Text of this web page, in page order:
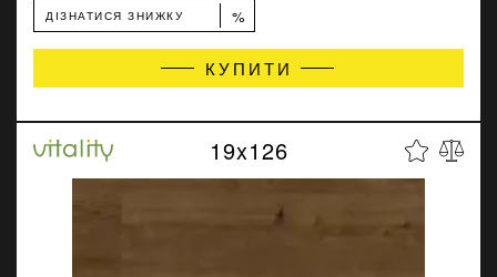
ДІЗНАТИСЯ ЗНИЖКУ %
КУПИТИ
19x126